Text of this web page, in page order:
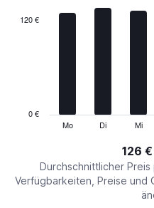
categories.
values.
Range:
Mo Di Mi
0 €
120 €
126
Durchschnittlicher
Verfügbarkeiten, Preise und